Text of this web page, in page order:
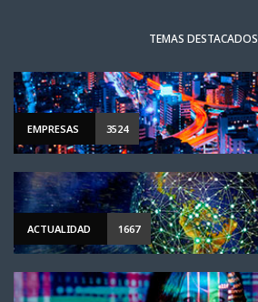
TEMAS DESTACADOS
EMPRESAS 3524
ACTUALIDAD 1667